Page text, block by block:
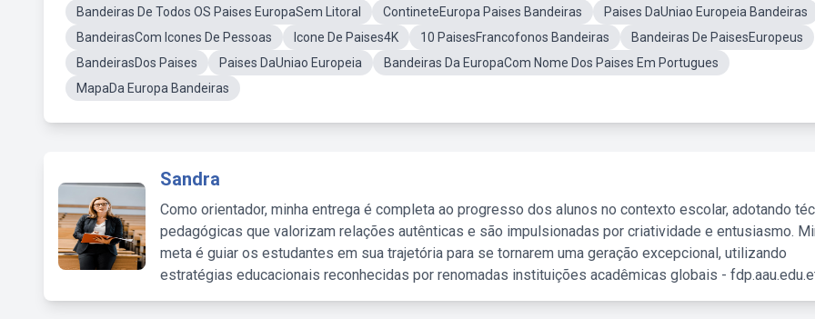
Bandeiras De Todos OS Paises EuropaSem Litoral
ContineteEuropa Paises Bandeiras
Paises DaUniao Europeia Bandeiras
BandeirasCom Icones De Pessoas
Icone De Paises4K 10 PaisesFrancofonos Bandeiras
Bandeiras De PaisesEuropeus
BandeirasDos Paises
Paises DaUniao Europeia
Bandeiras Da EuropaCom Nome Dos Paises Em Portugues
MapaDa Europa Bandeiras
Sandra
Como orientador, minha entrega é completa ao progresso dos alunos no contexto escolar, adotando
pedagógicas que valorizam relações autênticas e são impulsionadas por criatividade e entusiasmo.
meta é guiar os estudantes em sua trajetória para se tornarem uma geração excepcional, utilizando
estratégias educacionais reconhecidas por renomadas instituições acadêmicas globais -